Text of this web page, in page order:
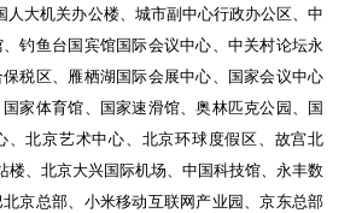
人大机关办公楼、城市副中心行政办公区、中
钓鱼台国宾馆国际会议中心、中关村论坛永
税区、雁栖湖国际会展中心、国家会议中心
家体育馆、国家速滑馆、奥林匹克公园、国
、北京艺术中心、北京环球度假区、故宫北
楼、北京大兴国际机场、中国科技馆、永丰数
京总部、小米移动互联网产业园、京东总部